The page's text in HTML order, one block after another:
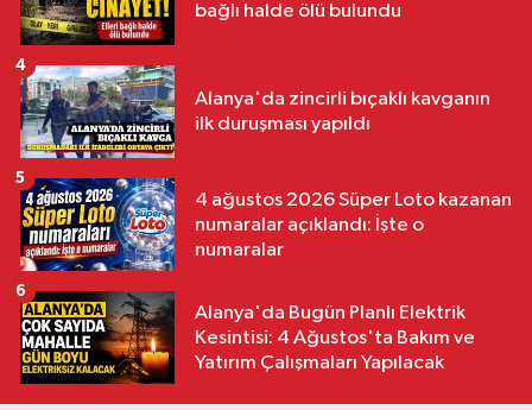
bağlı halde ölü bulundu
Alanya'da zincirli bıçaklı kavganın
ilk duruşması yapıldı
4
4 ağustos 2026 Süper Loto kazanan
numaralar açıklandı: İşte o
numaralar
5
Alanya'da Bugün Planlı Elektrik
Kesintisi: 4 Ağustos'ta Bakım ve
Yatırım Çalışmaları Yapılacak
6